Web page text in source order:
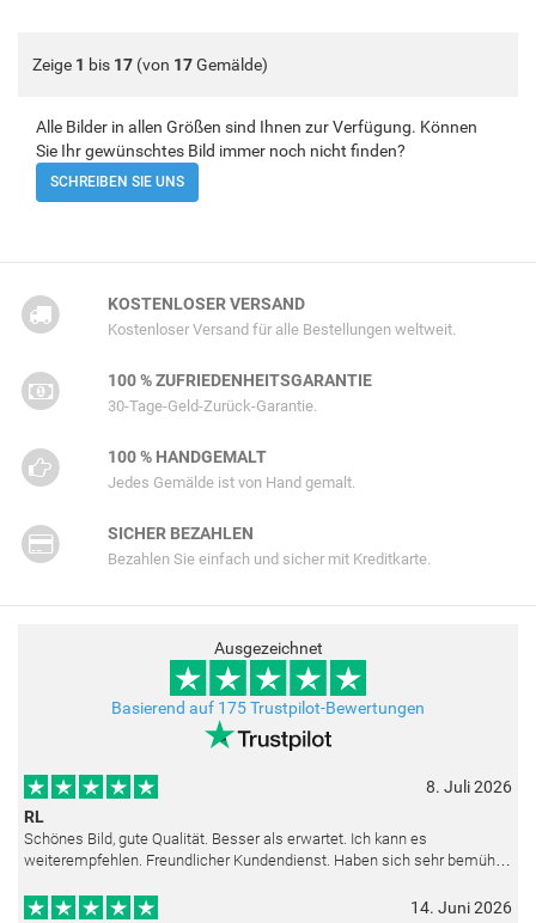
Zeige 1 bis 17 (von 17Gemälde)
Alle Bilder in allen Größen sind Ihnen zur Verfügung. Können
Sie Ihr gewünschtes Bild immer noch nicht finden?
SCHREIBEN SIE UNS
KOSTENLOSER VERSAND
Kostenloser Versand für alle Bestellungen weltweit.
100 % ZUFRIEDENHEITSGARANTIE
30-Tage-Geld-Zurück-Garantie.
100 % HANDGEMALT
Jedes Gemälde ist von Hand gemalt.
SICHER BEZAHLEN
Bezahlen Sie einfach und sicher mit Kreditkarte.
Ausgezeichnet
Basierend auf 175 Trustpilot-Bewertungen
8. Juli 2026
RL
Schönes Bild, gute Qualität. Besser als erwartet. Ich kann es
weiterempfehlen. Freundlicher Kundendienst. Haben sich sehr bemüht
14. Juni 2026